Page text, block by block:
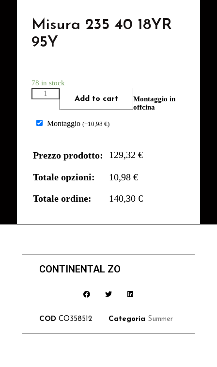
Misura 235 40 18YR
95Y
78 in stock
Add to cart
Montaggio in
offcina
Montaggio (+10,98 €)
Prezzo prodotto: 129,32 €
Totale opzioni:
10,98 €
Totale ordine:
140,30 €
CONTINENTAL ZO
COD CO358512 Categoria Summer